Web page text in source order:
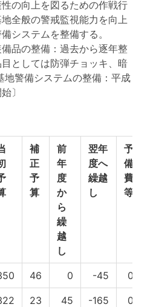
の向上を図るための作戦行
全般の警戒監視能力を向上
システムを整備する。
備品の整備：過去から逐年整
としては防弾チョッキ、暗
地警備システムの整備：平成
〕
補
正
予
算
前
年
度
か
ら
繰
越
し
翌年
度へ
繰越
し
予
備
費
等
46 0 -45 0
23 45 -165 0